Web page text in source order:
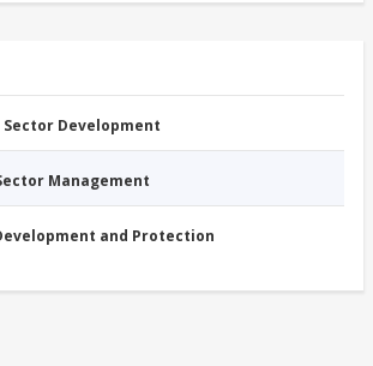
Sector Development
Management
and Protection